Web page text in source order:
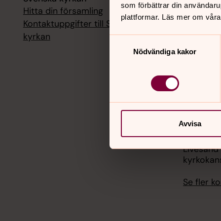
som förbättrar din
plattformar. Läs mer om
Nödvändiga kakor
Avvisa
Hitta din församling
Kontaktuppgifter till Svenska
kyrkan
1
Se fler